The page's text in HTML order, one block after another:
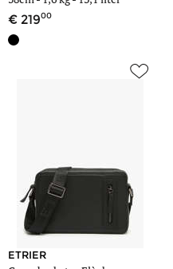
21900
ETRIER